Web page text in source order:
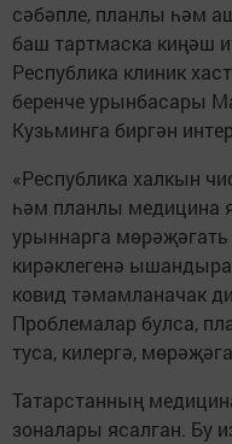
сәбәпле, планлы һәм
баш тартмаска киңәш
Республика клиник
беренче урынбасары
Кузьминга биргән
«Республика халкын
һәм планлы медицина
урыннарга
кирәклегенә
ковид тәмамланачак
Проблемалар булса,
туса, килергә,
Татарстанның
зоналары ясалган. Бу